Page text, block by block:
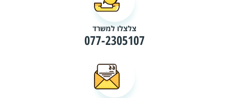
צלצלו למשרד
077-2305107